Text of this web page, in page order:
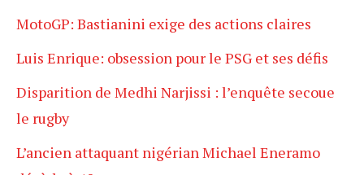
MotoGP: Bastianini exige des actions claires
Luis Enrique: obsession pour le PSG et ses défis
Disparition de Medhi Narjissi : l’enquête secoue
le rugby
L’ancien attaquant nigérian Michael Eneramo